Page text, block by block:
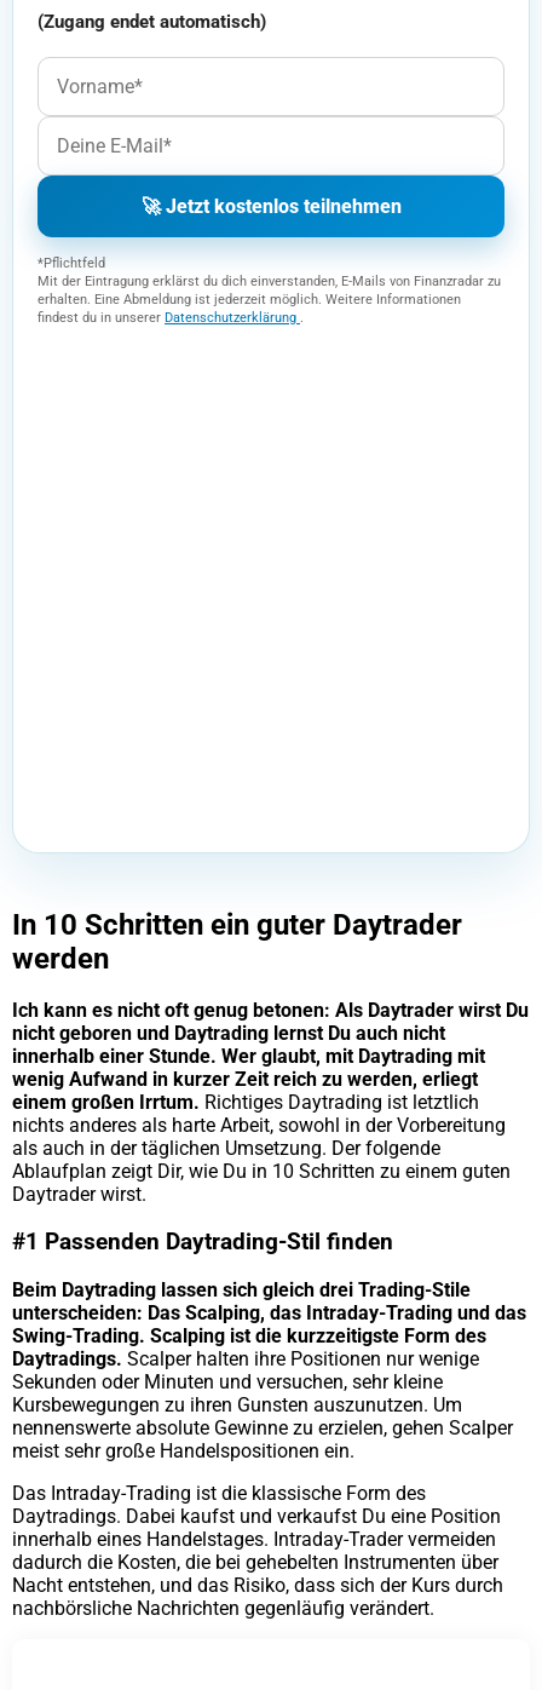
(Zugang endet automatisch)
🚀 Jetzt kostenlos teilnehmen
*Pflichtfeld
Mit der Eintragung erklärst du dich einverstanden, E-Mails von Finanzradar zu
erhalten. Eine Abmeldung ist jederzeit möglich. Weitere Informationen
findest du in unserer Datenschutzerklärung
In 10 Schritten ein guter Daytrader
werden
Ich kann es nicht oft genug betonen: Als Daytrader wirst Du
nicht geboren und Daytrading lernst Du auch nicht
innerhalb einer Stunde. Wer glaubt, mit Daytrading mit
wenig Aufwand in kurzer Zeit reich zu werden, erliegt
einem großen Irrtum. Richtiges Daytrading ist letztlich
nichts anderes als harte Arbeit, sowohl in der Vorbereitung
als auch in der täglichen Umsetzung. Der folgende
Ablaufplan zeigt Dir, wie Du in 10 Schritten zu einem guten
Daytrader wirst.
#1 Passenden Daytrading-Stil finden
Beim Daytrading lassen sich gleich drei Trading-Stile
unterscheiden: Das Scalping, das Intraday-Trading und das
Swing-Trading. Scalping ist die kurzzeitigste Form des
Daytradings. Scalper halten ihre Positionen nur wenige
Sekunden oder Minuten und versuchen, sehr kleine
Kursbewegungen zu ihren Gunsten auszunutzen. Um
nennenswerte absolute Gewinne zu erzielen, gehen Scalper
meist sehr große Handelspositionen ein.
Das Intraday-Trading ist die klassische Form des
Daytradings. Dabei kaufst und verkaufst Du eine Position
innerhalb eines Handelstages. Intraday-Trader vermeiden
dadurch die Kosten, die bei gehebelten Instrumenten über
Nacht entstehen, und das Risiko, dass sich der Kurs durch
nachbörsliche Nachrichten gegenläufig verändert.